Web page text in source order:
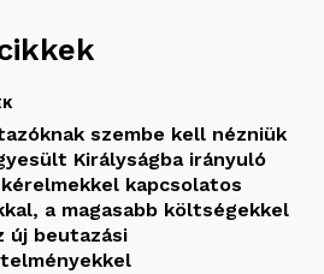
szembe kell nézniük
Királyságba irányuló
kérelmekkel kapcsolatos
a magasabb költségekkel
új beutazási